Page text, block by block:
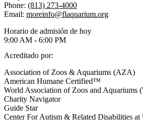
Phone: (813) 273-4000
Email: moreinfo@flaquarium.org
Horario de admisión de hoy
9:00 AM - 6:00 PM
Acreditado por:
Association of Zoos & Aquariums (AZA)
American Humane Certified™
World Association of Zoos and Aquariums
Charity Navigator
Guide Star
Center For Autism & Related Disabilities at